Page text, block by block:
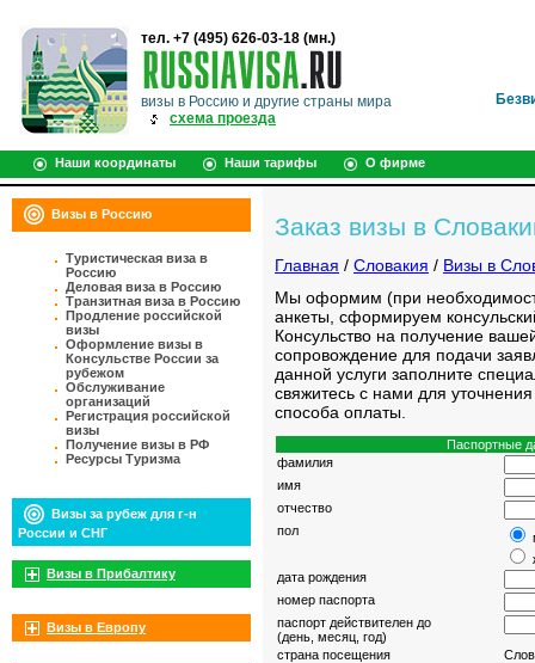
тел. +7 (495) 626-03-18 (мн.)
визы в Россию и другие страны мира
схема проезда
Наши координаты Наши тарифы О фирме
Визы в Россию
Туристическая виза в
Россию
Деловая виза в Россию
Транзитная виза в Россию
Продление российской
визы
Оформление визы в
Консульстве России за
рубежом
Обслуживание
организаций
Регистрация российской
визы
Получение визы в РФ
Ресурсы Туризма
Визы за рубеж для г-н
России и СНГ
Визы в Прибалтику
Визы в Европу
Заказ визы в
Главная / Словакия / Визы в
Мы оформим (при
анкеты, сформируем
Консульство на получение
сопровождение для подачи
данной услуги заполните
свяжитесь с нами для
способа оплаты.
Паспортные
фамилия
имя
отчество
пол
дата рождения
номер паспорта
паспорт действителен до
(день, месяц, год)
страна посещения